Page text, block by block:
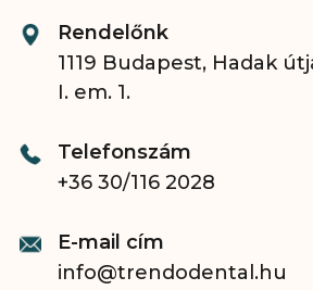
Rendelőnk
1119 Budapest, Hadak
I. em. 1.
Telefonszám
+36 30/116 2028
E-mail cím
info@trendodental.hu